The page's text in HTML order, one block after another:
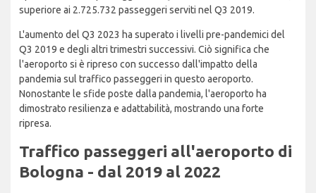
superiore ai 2.725.732 passeggeri serviti nel Q3 2019.
L'aumento del Q3 2023 ha superato i livelli pre-pandemici del
Q3 2019 e degli altri trimestri successivi. Ciò significa che
l'aeroporto si è ripreso con successo dall'impatto della
pandemia sul traffico passeggeri in questo aeroporto.
Nonostante le sfide poste dalla pandemia, l'aeroporto ha
dimostrato resilienza e adattabilità, mostrando una forte
ripresa.
Traffico passeggeri all'aeroporto di
Bologna - dal 2019 al 2022